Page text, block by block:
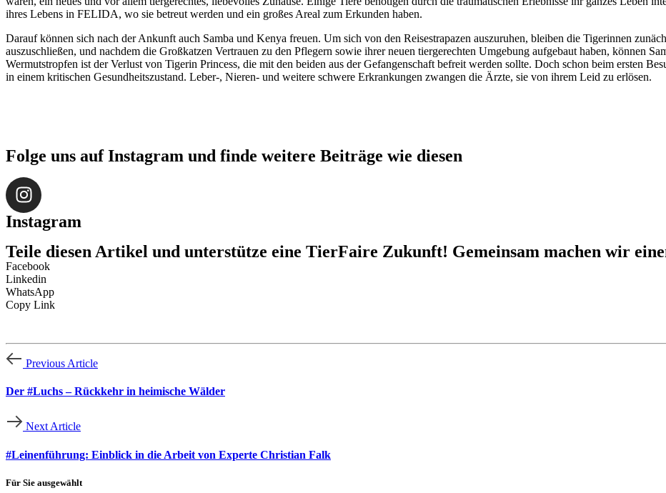
ihres Lebens in FELIDA, wo sie betreut werden und ein großes Areal zum Erkunden haben.
Darauf können sich nach der Ankunft auch Samba und Kenya freuen. Um sich von den Reisestrapazen auszuruhen, bleiben die Tigerinnen
auszuschließen, und nachdem die Großkatzen Vertrauen zu den Pflegern sowie ihrer neuen tiergerechten Umgebung aufgebaut haben, können
Wermutstropfen ist der Verlust von Tigerin Princess, die mit den beiden aus der Gefangenschaft befreit werden sollte. Doch schon beim ersten
in einem kritischen Gesundheitszustand. Leber-, Nieren- und weitere schwere Erkrankungen zwangen die Ärzte, sie von ihrem Leid zu erlösen.
Folge uns auf Instagram und finde weitere Beiträge wie diesen
Instagram
Teile diesen Artikel und unterstütze eine TierFaire Zukunft! Gemeinsam machen wir
Facebook
Linkedin
WhatsApp
Copy Link
Previous Article
Der #Luchs – Rückkehr in heimische Wälder
Next Article
#Leinenführung: Einblick in die Arbeit von Experte Christian Falk
Für Sie ausgewählt